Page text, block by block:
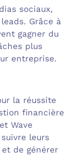
sociaux,
Grâce à
gagner du
plus
entreprise.
la réussite
financière
Wave
leurs
de générer